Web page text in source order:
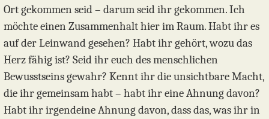
Ort gekommen seid – darum seid ihr gekommen. Ich
möchte einen Zusammenhalt hier im Raum. Habt ihr es
auf der Leinwand gesehen? Habt ihr gehört, wozu das
Herz fähig ist? Seid ihr euch des menschlichen
Bewusstseins gewahr? Kennt ihr die unsichtbare Macht,
die ihr gemeinsam habt – habt ihr eine Ahnung davon?
Habt ihr irgendeine Ahnung davon, dass das, was ihr in